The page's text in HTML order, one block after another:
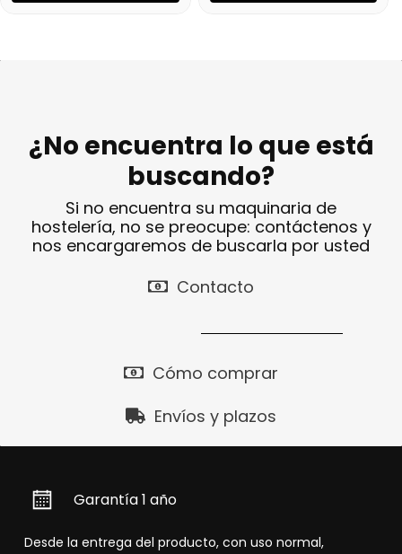
¿No encuentra lo que está
buscando?
Si no encuentra su maquinaria de
hostelería, no se preocupe: contáctenos y
nos encargaremos de buscarla por usted
Contacto
Cómo comprar
Envíos y plazos
Garantía 1 año
Desde la entrega del producto, con uso normal,